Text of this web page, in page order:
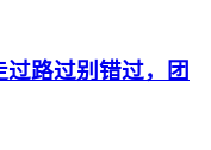
路过别错过，团